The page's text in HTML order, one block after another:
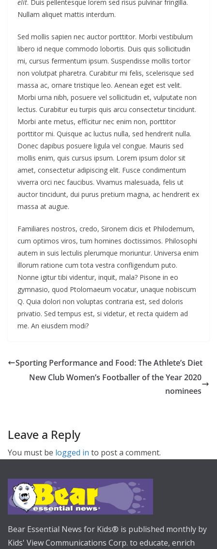
elit. Duis pellentesque lorem sed risus pulvinar fringilla.
Nullam aliquet mattis interdum.
Sed mollis sapien nec auctor porttitor. Morbi vestibulum
libero id neque commodo lobortis. Duis quis sollicitudin
mi, cursus fermentum ipsum. Suspendisse mollis tortor
non volutpat pharetra. Curabitur mi felis, scelerisque sed
massa ac, ornare tristique leo. Aenean eget est velit.
Morbi urna nibh, posuere vel sollicitudin et, vulputate non
lectus. Curabitur eu turpis quis arcu consectetur tincidunt.
Morbi ante metus, efficitur nec enim non, porttitor
porttitor mi. Quisque ac luctus nulla, sed hendrerit nulla.
Donec dapibus posuere ligula vel congue. Mauris sed
mollis enim, quis cursus ipsum. Lorem ipsum dolor sit
amet, consectetur adipiscing elit. Fusce condimentum
viverra orci nec faucibus. Vivamus malesuada, felis ut
auctor tincidunt, dui purus pretium magna, ac hendrerit ex
massa at augue.
Familiares nostros, credo, Sironem dicis et Philodemum,
cum optimos viros, tum homines doctissimos. Philosophi
autem in suis lectulis plerumque moriuntur. Universa enim
illorum ratione cum tota vestra confligendum puto.
Nonne igitur tibi videntur, inquit, mala? Pisone in eo
gymnasio, quod Ptolomaeum vocatur, unaque nobiscum
Q. Quia dolori non voluptas contraria est, sed doloris
privatio. Sed tempus est, si videtur, et recta quidem ad
me. An eiusdem modi?
Sporting Performance and Food: The Athlete’s Diet
New Club Women’s Footballer of the Year 2020
nominees
Leave a Reply
You must be logged in to post a comment.
Bear Essential News for Kids® is published monthly by
Kids' View Communications Corp. to educate, enrich